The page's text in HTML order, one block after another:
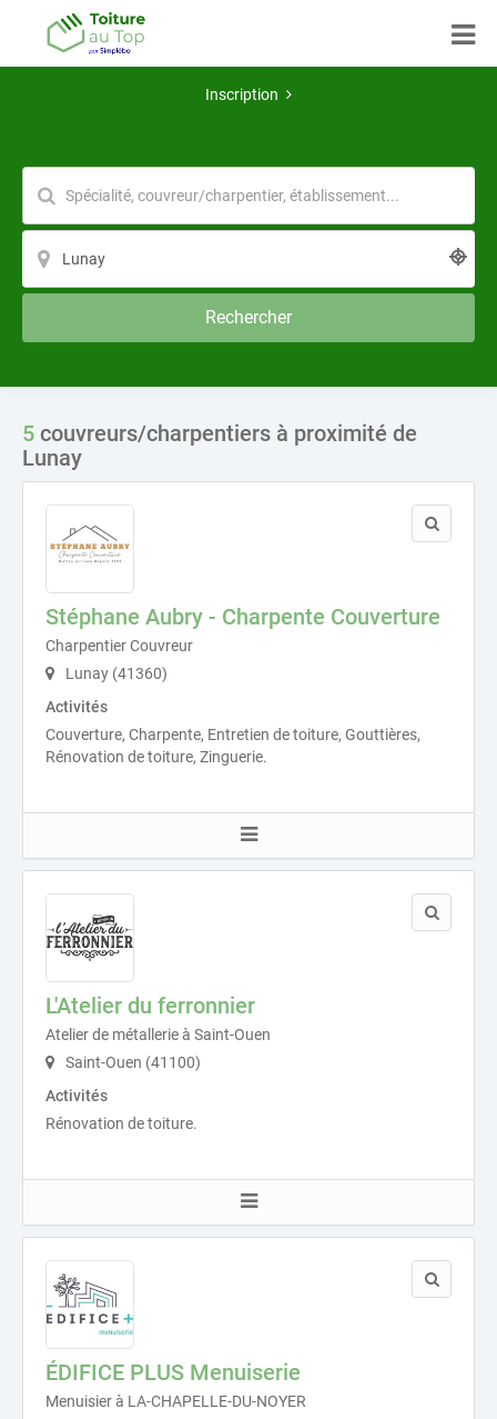
Inscription
Rechercher
5 couvreurs/charpentiers à proximité de
Lunay
Stéphane Aubry - Charpente Couverture
Charpentier Couvreur
Lunay (41360)
Activités
Couverture, Charpente, Entretien de toiture, Gouttières,
Rénovation de toiture, Zinguerie.
L'Atelier du ferronnier
Atelier de métallerie à Saint-Ouen
Saint-Ouen (41100)
Activités
Rénovation de toiture.
ÉDIFICE PLUS Menuiserie
Menuisier à LA-CHAPELLE-DU-NOYER